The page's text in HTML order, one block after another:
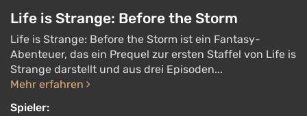
Life is Strange: Before the Storm
Life is Strange: Before the Storm ist ein Fantasy-
Abenteuer, das ein Prequel zur ersten Staffel von Life is
Strange darstellt und aus drei Episoden...
Mehr erfahren
Spieler: